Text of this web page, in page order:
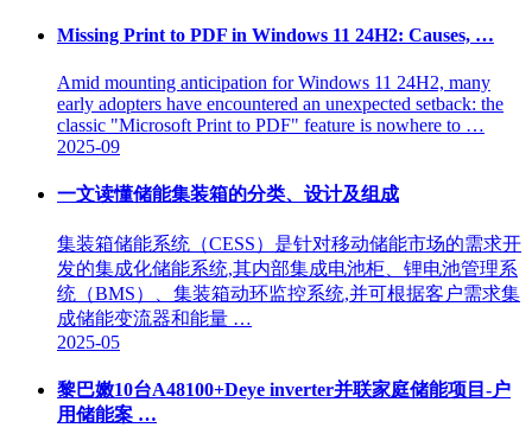
Missing Print to PDF in Windows 11 24H2: Causes, …
Amid mounting anticipation for Windows 11 24H2, many
early adopters have encountered an unexpected setback: the
classic "Microsoft Print to PDF" feature is nowhere to …
2025-09
一文读懂储能集装箱的分类、设计及组成
集装箱储能系统（CESS）是针对移动储能市场的需求开
发的集成化储能系统,其内部集成电池柜、锂电池管理系
统（BMS）、集装箱动环监控系统,并可根据客户需求集
成储能变流器和能量 …
2025-05
黎巴嫩10台A48100+Deye inverter并联家庭储能项目-户
用储能案 …